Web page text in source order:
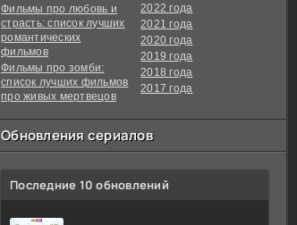
Фильмы про любовь и
страсть: список лучших
романтических
фильмов
Фильмы про зомби:
список лучших фильмов
про живых мертвецов
2022 года
2021 года
2020 года
2019 года
2018 года
2017 года
Обновления сериалов
Последние 10 обновлений